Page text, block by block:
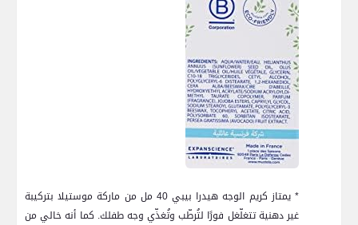
* يمتاز كريم الوجه هيدرا ⁤بيبي 40 مل من ماركة موستيلا ​بتركيبة
غير دهنية تتغلّغل فورًا لتُرطّب وتُغذّي ⁢وجه طفلك. كما أنه خالي من